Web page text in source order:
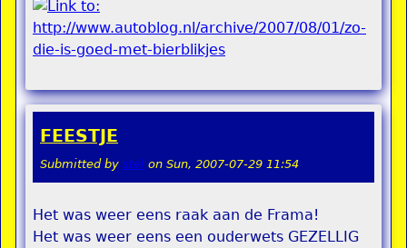
FEESTJE
Submitted by stel on Sun, 2007-07-29 11:54
Het was weer eens raak aan de Frama!
Het was weer eens een ouderwets GEZELLIG